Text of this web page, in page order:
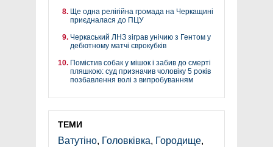
Ще одна релігійна громада на Черкащині
приєдналася до ПЦУ
Черкаський ЛНЗ зіграв унічию з Гентом у
дебютному матчі єврокубків
Помістив собак у мішок і забив до смерті
пляшкою: суд призначив чоловіку 5 років
позбавлення волі з випробуванням
ТЕМИ
Ватутіно, Головківка, Городище,